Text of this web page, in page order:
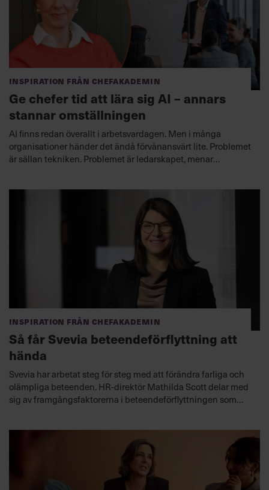
Inspiration från Chefakademin
Ge chefer tid att lära sig AI – annars
stannar omställningen
AI finns redan överallt i arbetsvardagen. Men i många
organisationer händer det ändå förvånansvärt lite. Problemet
är sällan tekniken. Problemet är ledarskapet, menar
Inspiration från Chefakademin
Så får Svevia beteendeförflyttning att
hända
Svevia har arbetat steg för steg med att förändra farliga och
olämpliga beteenden. HR-direktör Mathilda Scott delar med
sig av framgångsfaktorerna i beteendeförflyttningen som